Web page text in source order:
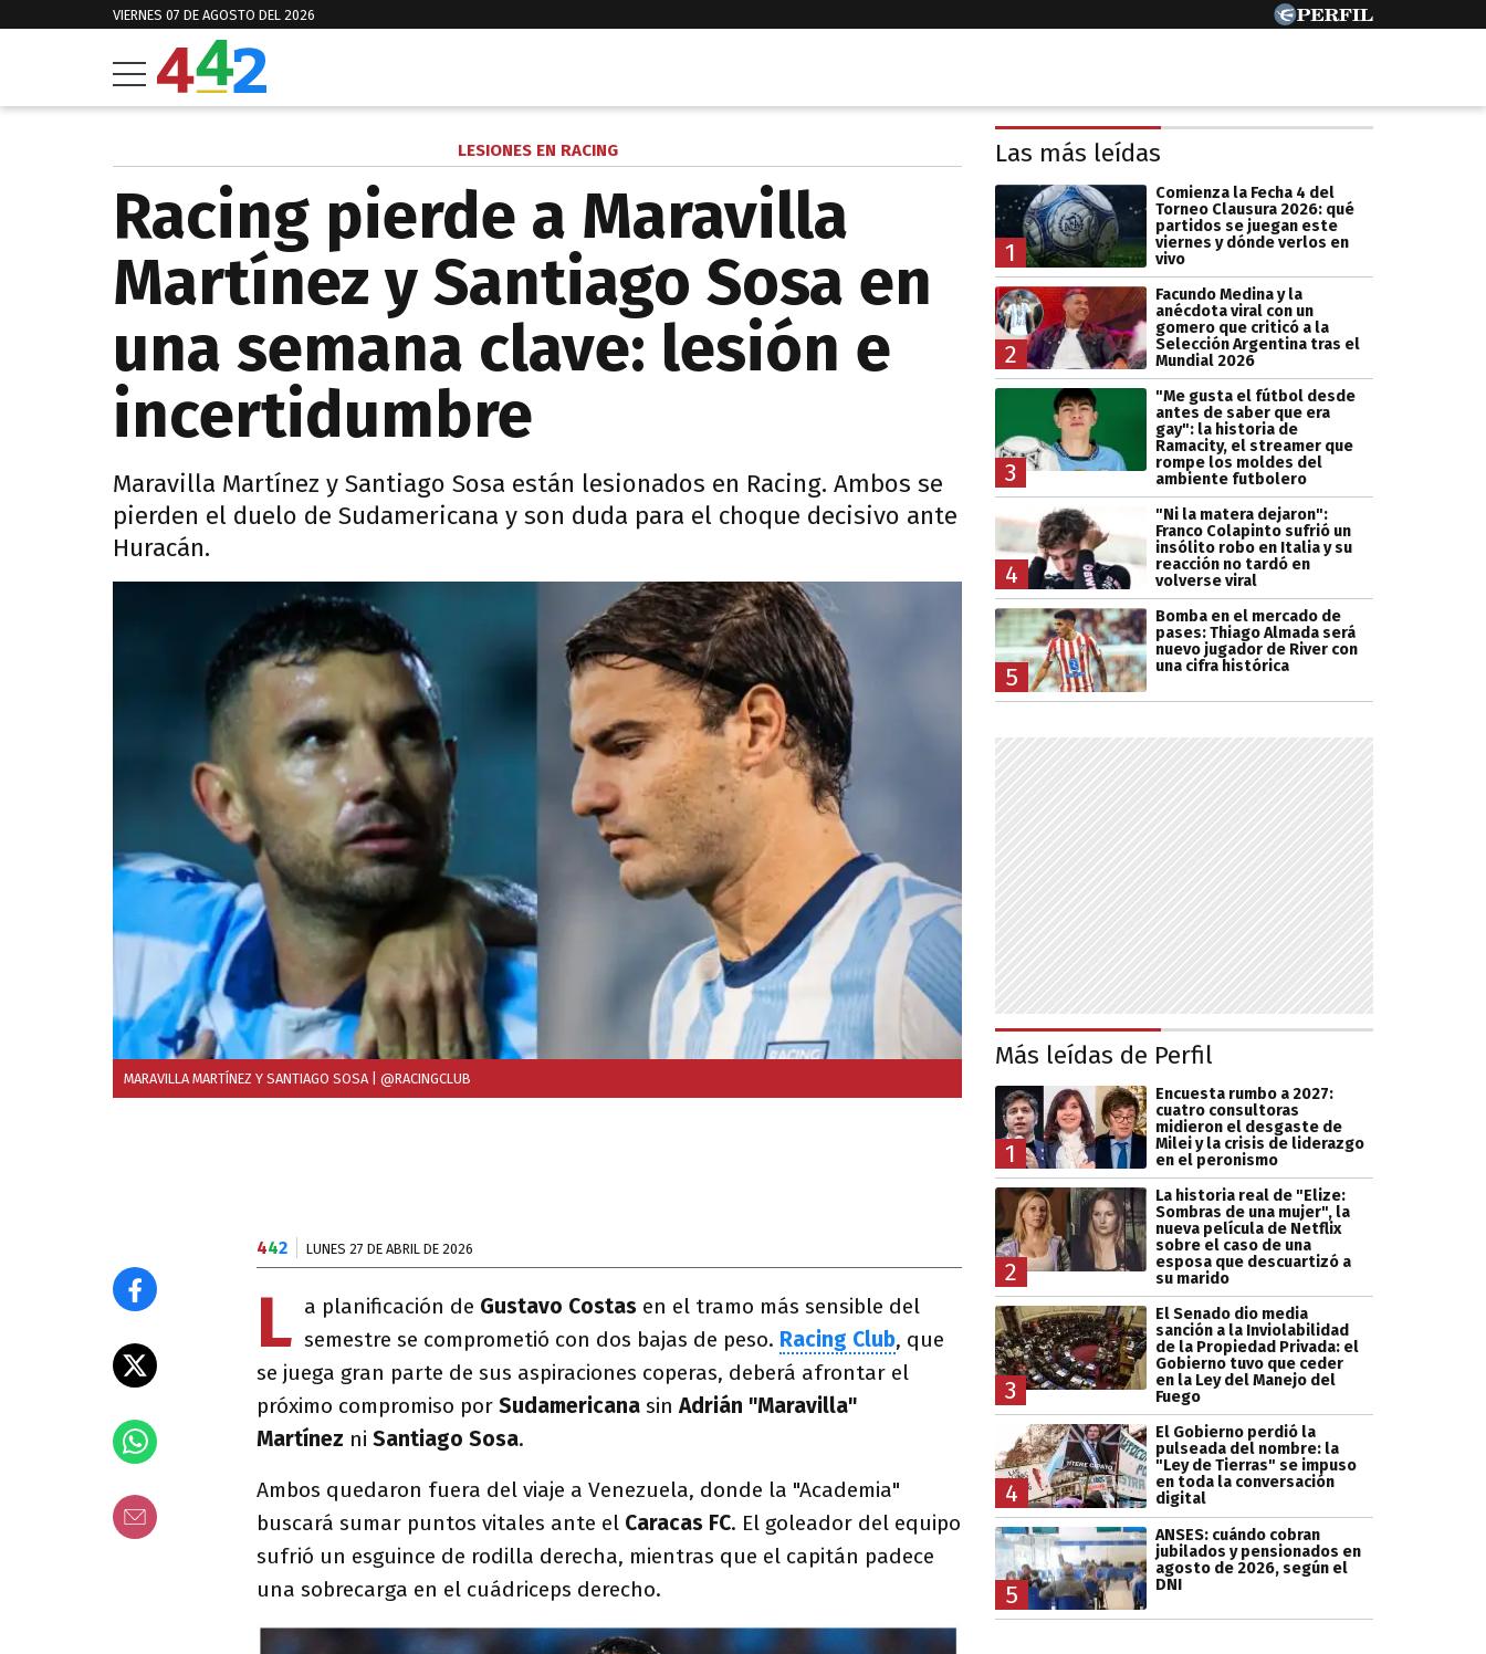
VIERNES 07 DE AGOSTO DEL 2026
LESIONES EN RACING
Racing pierde a Maravilla
Martínez y Santiago Sosa en
una semana clave: lesión e
incertidumbre
Maravilla Martínez y Santiago Sosa están lesionados en Racing. Ambos se
pierden el duelo de Sudamericana y son duda para el choque decisivo ante
Huracán.
MARAVILLA MARTÍNEZ Y SANTIAGO SOSA | @RACINGCLUB
442 LUNES 27 DE ABRIL DE 2026
L a planificación de Gustavo Costas en el tramo más sensible del
semestre se comprometió con dos bajas de peso. Racing Club, que
se juega gran parte de sus aspiraciones coperas, deberá afrontar el
próximo compromiso por Sudamericana sinAdrián "Maravilla"
Martínez ni Santiago Sosa.
Ambos quedaron fuera del viaje a Venezuela, donde la "Academia"
buscará sumar puntos vitales ante el Caracas FC. El goleador del equipo
sufrió un esguince de rodilla derecha, mientras que el capitán padece
una sobrecarga en el cuádriceps derecho.
Las más leídas
1
Comienza la Fecha 4 del
Torneo Clausura 2026: qué
partidos se juegan este
viernes y dónde verlos en
vivo
2
Facundo Medina y la
anécdota viral con un
gomero que criticó a la
Selección Argentina tras el
Mundial 2026
3
"Me gusta el fútbol desde
antes de saber que era
gay": la historia de
Ramacity, el streamer que
rompe los moldes del
ambiente futbolero
4
"Ni la matera dejaron":
Franco Colapinto sufrió un
insólito robo en Italia y su
reacción no tardó en
volverse viral
5
Bomba en el mercado de
pases: Thiago Almada será
nuevo jugador de River con
una cifra histórica
Más leídas de Perfil
1
Encuesta rumbo a 2027:
cuatro consultoras
midieron el desgaste de
Milei y la crisis de liderazgo
en el peronismo
2
La historia real de "Elize:
Sombras de una mujer", la
nueva película de Netflix
sobre el caso de una
esposa que descuartizó a
su marido
3
El Senado dio media
sanción a la Inviolabilidad
de la Propiedad Privada: el
Gobierno tuvo que ceder
en la Ley del Manejo del
Fuego
4
El Gobierno perdió la
pulseada del nombre: la
"Ley de Tierras" se impuso
en toda la conversación
digital
5
ANSES: cuándo cobran
jubilados y pensionados en
agosto de 2026, según el
DNI